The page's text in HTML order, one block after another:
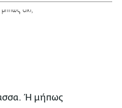
Ή μήπως